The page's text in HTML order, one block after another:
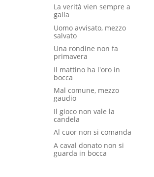
La verità vien sempre a
galla
Uomo avvisato, mezzo
salvato
Una rondine non fa
primavera
Il mattino ha l'oro in
bocca
Mal comune, mezzo
gaudio
Il gioco non vale la
candela
Al cuor non si comanda
A caval donato non si
guarda in bocca